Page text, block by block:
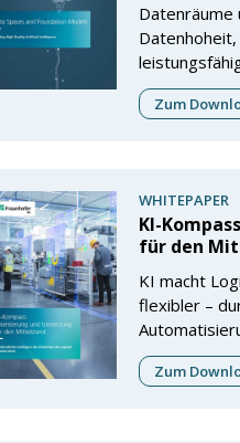
Datenräume
Zum
WHITEPAPER
KI-
für den
KI macht
flexibler –
Zum